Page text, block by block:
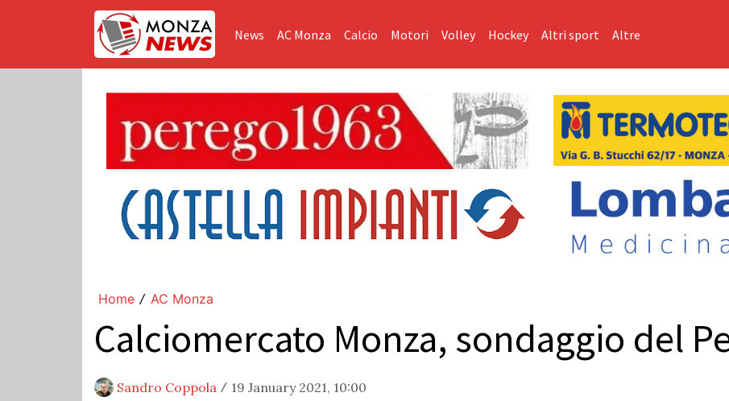
News AC Monza Calcio Motori Volley Hockey Altri sport Altre
Home / AC Monza
Calciomercato Monza, sondaggio del
Sandro Coppola / 19 January 2021, 10:00